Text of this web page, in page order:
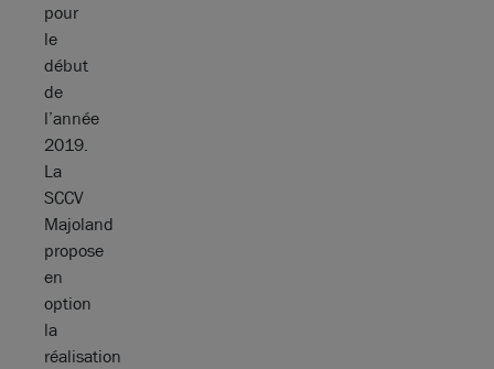
pour
le
début
de
l’année
2019.
La
SCCV
Majoland
propose
en
option
la
réalisation